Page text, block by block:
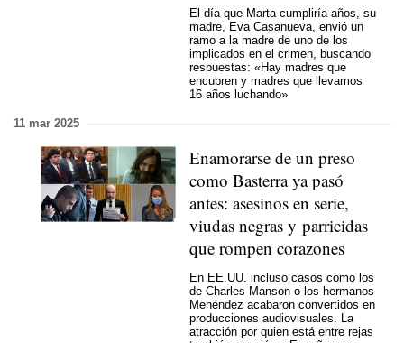
El día que Marta cumpliría años, su
madre, Eva Casanueva, envió un
ramo a la madre de uno de los
implicados en el crimen, buscando
respuestas: «Hay madres que
encubren y madres que llevamos
16 años luchando»
11 mar 2025
Enamorarse de un preso
como Basterra ya pasó
antes: asesinos en serie,
viudas negras y parricidas
que rompen corazones
En EE.UU. incluso casos como los
de Charles Manson o los hermanos
Menéndez acabaron convertidos en
producciones audiovisuales. La
atracción por quien está entre rejas